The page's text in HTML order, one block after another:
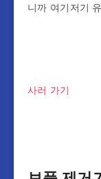
니까 여기저기
사러 가기